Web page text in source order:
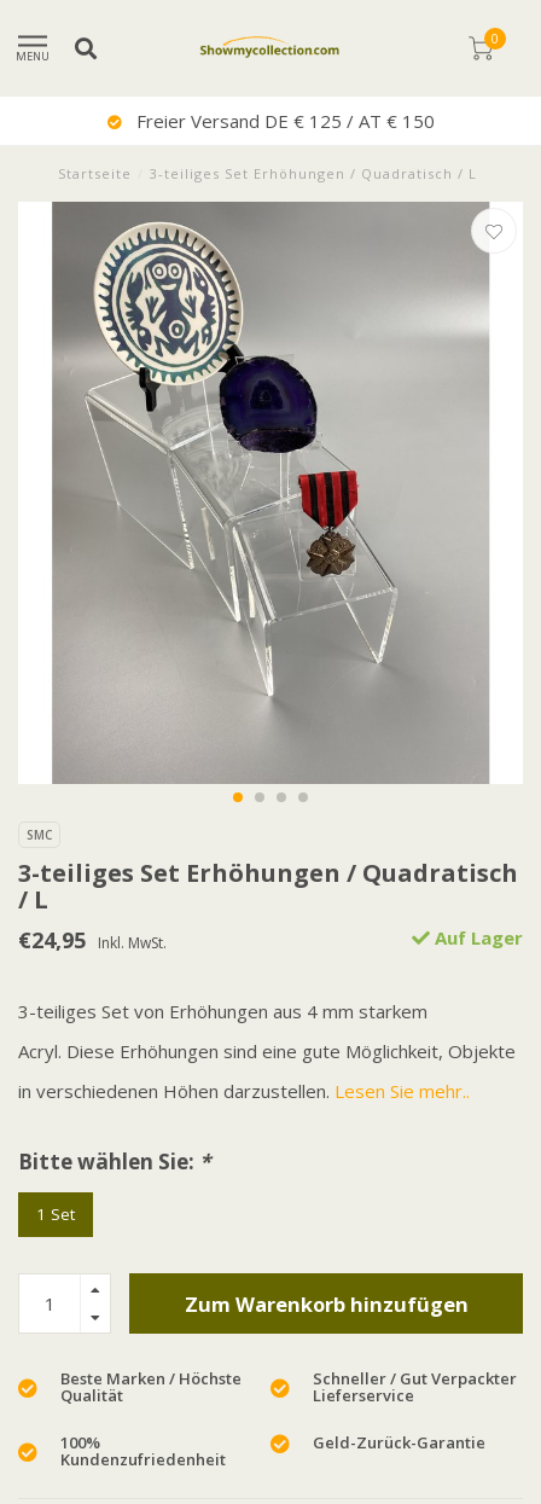
MENU
0
Freier Versand DE € 125 / AT € 150
Startseite 3-teiliges Set Erhöhungen / Quadratisch / L
SMC
3-teiliges Set Erhöhungen / Quadratisch
/ L
€24,95 Inkl. MwSt. Auf Lager
3-teiliges Set von Erhöhungen aus 4 mm starkem
Acryl. Diese Erhöhungen sind eine gute Möglichkeit, Objekte
in verschiedenen Höhen darzustellen. Lesen Sie mehr..
Bitte wählen Sie: *
1 Set
Zum Warenkorb hinzufügen
Beste Marken / Höchste
Qualität
Schneller / Gut Verpackter
Lieferservice
100%
Kundenzufriedenheit
Geld-Zurück-Garantie